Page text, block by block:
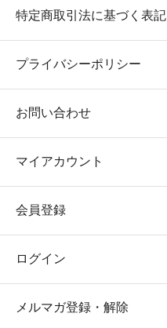
特定商取引法に基づく表記
プライバシーポリシー
お問い合わせ
マイアカウント
会員登録
ログイン
メルマガ登録・解除